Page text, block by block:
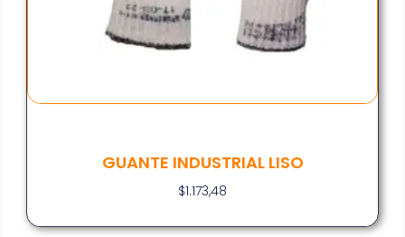
GUANTE INDUSTRIAL LISO
$1.173,48